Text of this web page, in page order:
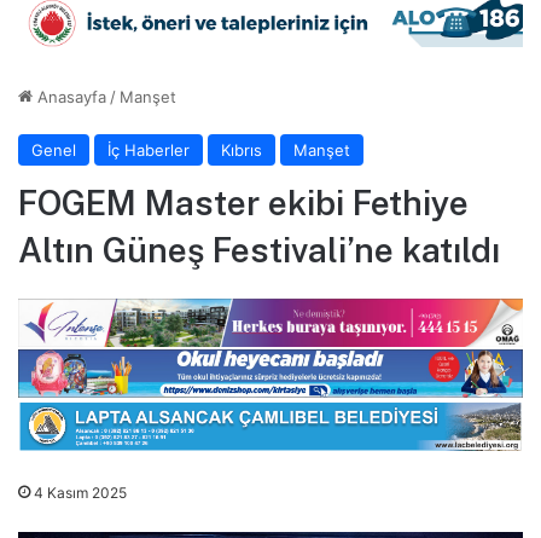
Anasayfa / Manşet
Genel İç Haberler Kıbrıs Manşet
FOGEM Master ekibi Fethiye
Altın Güneş Festivali’ne katıldı
4 Kasım 2025